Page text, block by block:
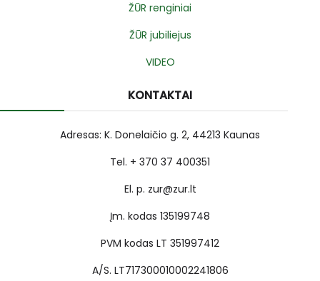
ŽŪR renginiai
ŽŪR jubiliejus
VIDEO
KONTAKTAI
Adresas: K. Donelaičio g. 2, 44213 Kaunas
Tel. + 370 37 400351
El. p. zur@zur.lt
Įm. kodas 135199748
PVM kodas LT 351997412
A/S. LT717300010002241806